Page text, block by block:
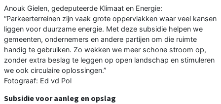
Anouk Gielen, gedeputeerde Klimaat en Energie:
“Parkeerterreinen zijn vaak grote oppervlakken waar veel kansen
liggen voor duurzame energie. Met deze subsidie helpen we
gemeenten, ondernemers en andere partijen om die ruimte
handig te gebruiken. Zo wekken we meer schone stroom op,
zonder extra beslag te leggen op open landschap en stimuleren
we ook circulaire oplossingen.”
Fotograaf: Ed vd Pol
Subsidie voor aanleg en opslag